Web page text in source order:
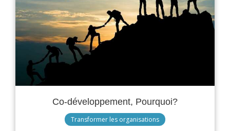
Co-développement, Pourquoi?
Transformer les organisations